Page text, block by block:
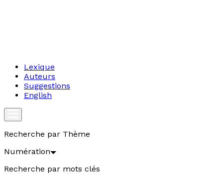
Lexique
Auteurs
Suggestions
English
Recherche par Thème
Numération
Recherche par mots clés